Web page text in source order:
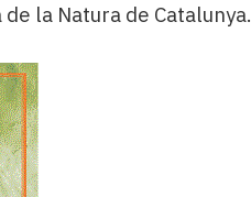
la Natura de Catalunya.